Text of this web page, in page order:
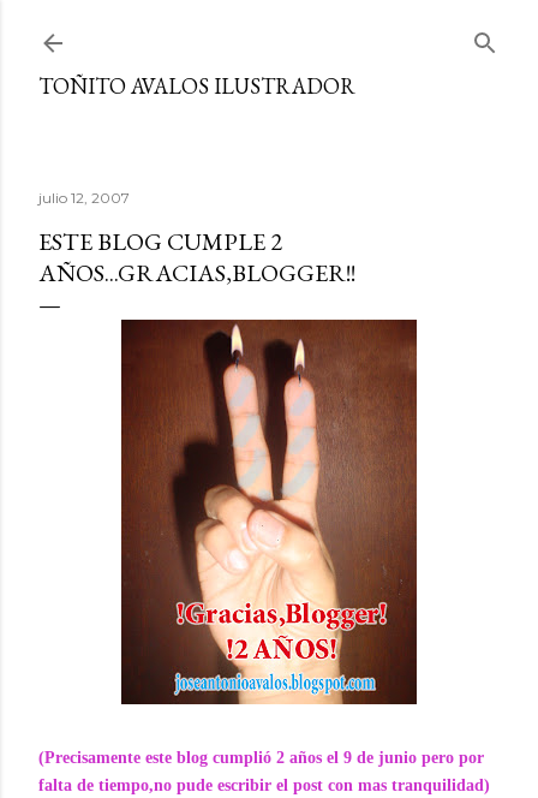
TOÑITO AVALOS ILUSTRADOR
julio 12, 2007
ESTE BLOG CUMPLE 2
AÑOS...GRACIAS,BLOGGER!!
(Precisamente este blog cumplió 2 años el 9 de junio pero por
falta de tiempo,no pude escribir el post con mas tranquilidad)